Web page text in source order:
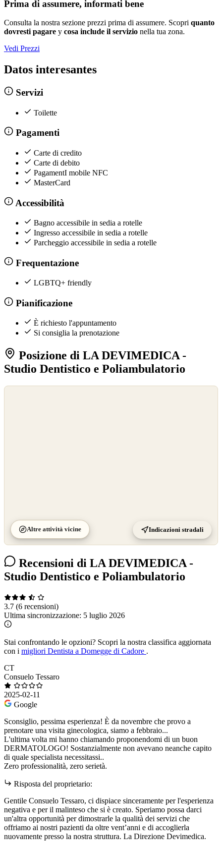
Prima di assumere, informati bene
Consulta la nostra sezione prezzi prima di assumere. Scopri quanto
dovresti pagare y cosa include il servizio nella tua zona.
Vedi Prezzi
Datos interesantes
Servizi
Toilette
Pagamenti
Carte di credito
Carte di debito
PagamentI mobile NFC
MasterCard
Accessibilità
Bagno accessibile in sedia a rotelle
Ingresso accessibile in sedia a rotelle
Parcheggio accessibile in sedia a rotelle
Frequentazione
LGBTQ+ friendly
Pianificazione
È richiesto l'appuntamento
Si consiglia la prenotazione
Posizione di LA DEVIMEDICA -
Studio Dentistico e Poliambulatorio
Altre attività vicine Indicazioni stradali
Recensioni di LA DEVIMEDICA -
Studio Dentistico e Poliambulatorio
3.7 (6 recensioni)
Ultima sincronizzazione: 5 luglio 2026
Stai confrontando le opzioni? Scopri la nostra classifica aggiornata
con i migliori Dentista a Domegge di Cadore .
CT
Consuelo Tessaro
2025-02-11
Google
Sconsiglio, pessima esperienza! È da novembre che provo a
prenotare una visita ginecologica, siamo a febbraio...
L'ultima volta mi hanno chiamando proponendomi di un buon
DERMATOLOGO! Sostanzialmente non avevano neanche capito
di quale specialista necessitassi..
Zero professionalità, zero serietà.
Risposta del proprietario:
Gentile Consuelo Tessaro, ci dispiace sinceramente per l'esperienza
negativa e per il malinteso che si è creato. Speriamo possa darci
un'altra opportunità per dimostrarle la qualità dei servizi che
offriamo ai nostri pazienti da oltre vent’anni e di accoglierla
nuovamente presso la nostra struttura. La Direzione Devimedica.